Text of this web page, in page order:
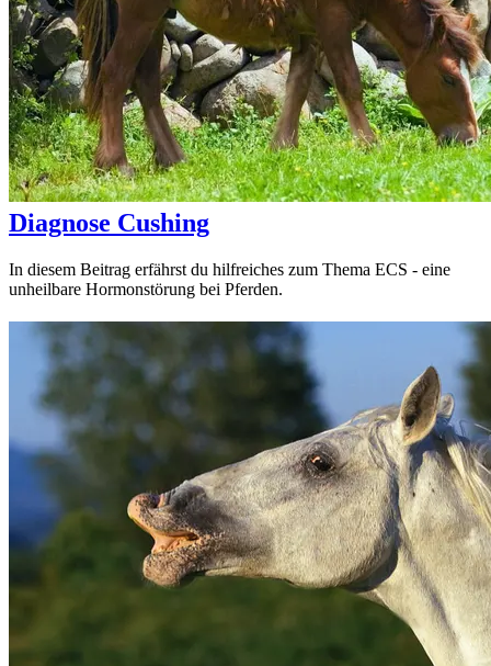
Diagnose Cushing
In diesem Beitrag erfährst du hilfreiches zum Thema ECS - eine
unheilbare Hormonstörung bei Pferden.